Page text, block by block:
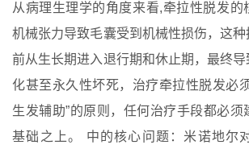
从病理生理学的角度来看,牵拉性脱发的
机械张力导致毛囊受到机械性损伤，这
前从生长期进入退行期和休止期，最终
化甚至永久性坏死，治疗牵拉性脱发必
生发辅助”的原则，任何治疗手段都必须
基础之上。 中的核心问题：米诺地尔